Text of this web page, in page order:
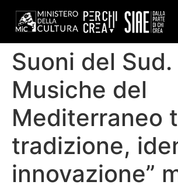
Suoni del Sud.
Musiche del
Mediterraneo
tradizione,
innovazione”